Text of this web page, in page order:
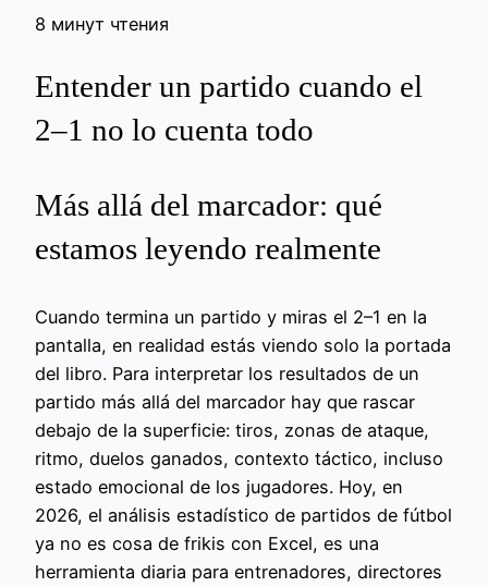
8 минут чтения
Entender un partido cuando el
2–1 no lo cuenta todo
Más allá del marcador: qué
estamos leyendo realmente
Cuando termina un partido y miras el 2–1 en la
pantalla, en realidad estás viendo solo la portada
del libro. Para interpretar los resultados de un
partido más allá del marcador hay que rascar
debajo de la superficie: tiros, zonas de ataque,
ritmo, duelos ganados, contexto táctico, incluso
estado emocional de los jugadores. Hoy, en
2026, el análisis estadístico de partidos de fútbol
ya no es cosa de frikis con Excel, es una
herramienta diaria para entrenadores, directores